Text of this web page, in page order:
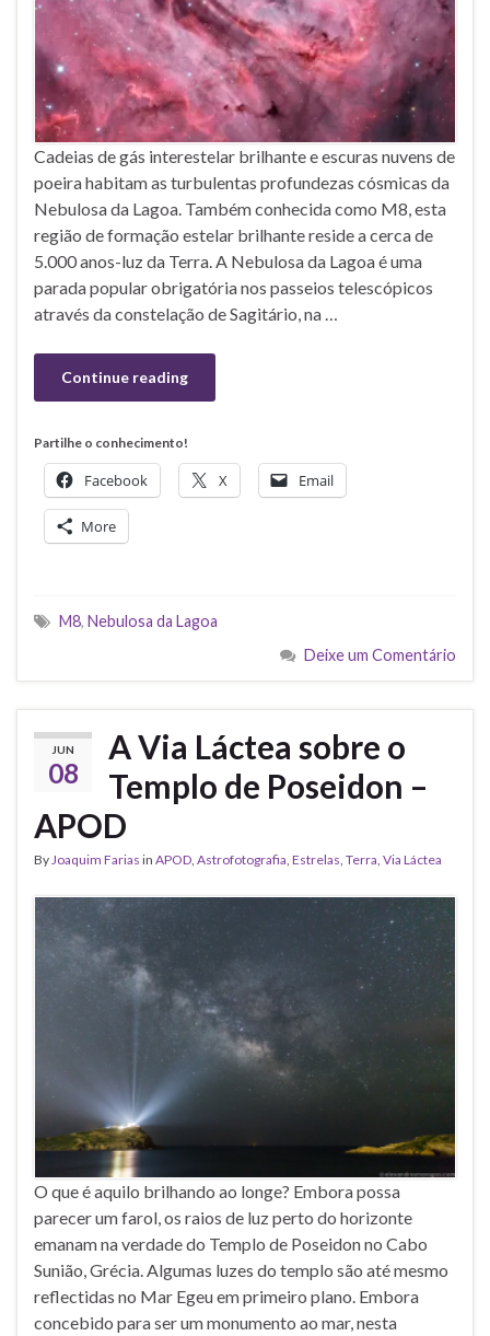
Cadeias de gás interestelar brilhante e escuras nuvens de
poeira habitam as turbulentas profundezas cósmicas da
Nebulosa da Lagoa. Também conhecida como M8, esta
região de formação estelar brilhante reside a cerca de
5.000 anos-luz da Terra. A Nebulosa da Lagoa é uma
parada popular obrigatória nos passeios telescópicos
através da constelação de Sagitário, na …
Continue reading
Partilhe o conhecimento!
Facebook X Email
More
M8, Nebulosa da Lagoa
Deixe um Comentário
JUN
08
A Via Láctea sobre o
Templo de Poseidon –
APOD
By Joaquim Farias in APOD Astrofotografia Estrelas Terra Via Láctea
O que é aquilo brilhando ao longe? Embora possa
parecer um farol, os raios de luz perto do horizonte
emanam na verdade do Templo de Poseidon no Cabo
Sunião, Grécia. Algumas luzes do templo são até mesmo
reflectidas no Mar Egeu em primeiro plano. Embora
concebido para ser um monumento ao mar, nesta